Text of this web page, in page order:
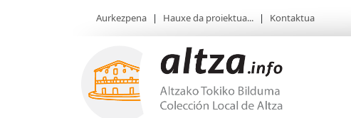
Aurkezpena | Hauxe da proiektua... | Kontaktua